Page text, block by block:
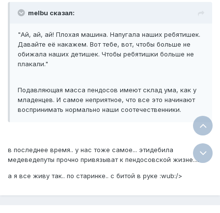
melbu сказал:
"Ай, ай, ай! Плохая машина. Напугала наших ребятишек.
Давайте её накажем. Вот тебе, вот, чтобы больше не
обижала наших детишек. Чтобы ребятишки больше не
плакали."
Подавляющая масса пендосов имеют склад ума, как у
младенцев. И самое неприятное, что все это начинают
воспринимать нормально наши соотечественники.
в последнее время.. у нас тоже самое... этидебила
медеведепуты прочно привязыват к пендосовской жизне....
а я все живу так.. по старинке.. с битой в руке :wub:/>